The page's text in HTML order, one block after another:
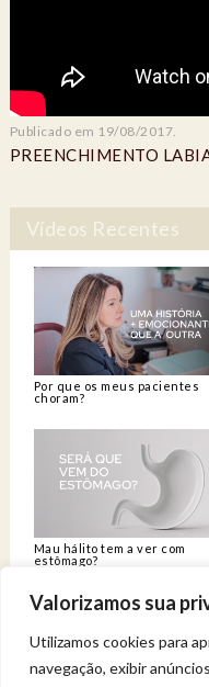
Valorizamos sua
Utilizamos cookies para
navegação, exibir
Publicado em 19/08/2017.
PREENCHIMENTO
Vídeos Recentes
Por que os meus pacientes
choram?
Mau hálito tem a ver com
estômago?
Venha viver
Entregue a sua